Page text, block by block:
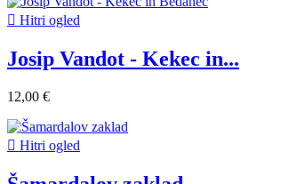
 Hitri ogled
Josip Vandot - Kekec in...
12,00 €
 Hitri ogled